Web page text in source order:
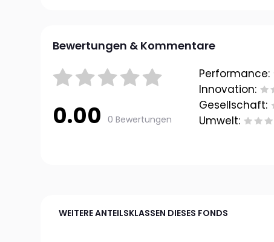
Bewertungen & Kommentare
0.00 0 Bewertungen
Performance:
Innovation:
Gesellschaft:
Umwelt:
WEITERE ANTEILSKLASSEN DIESES FONDS